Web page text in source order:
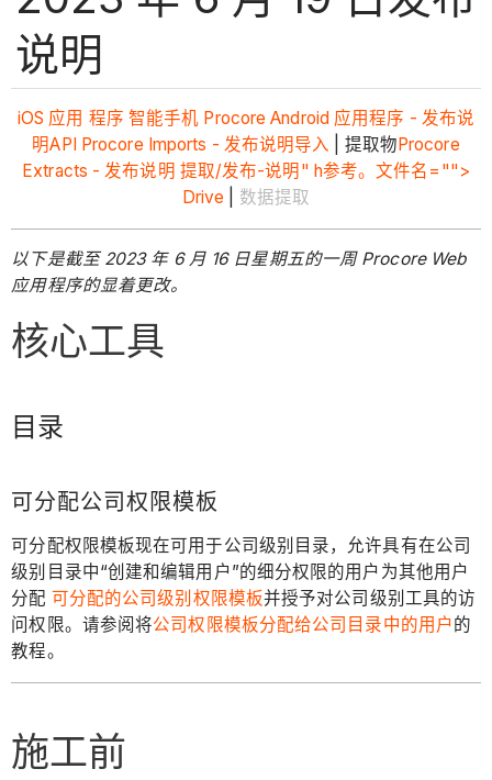
说明
iOS 应用 程序 智能手机 Procore Android 应用程序 - 发布说
明API Procore Imports - 发布说明导入 | 提取物 Procore
Extracts - 发布说明 提取/发布-说明" h参考。文件名="">
Drive
数据提取
以下是截至 2023 年 6 月 16 日星期五的一周 Procore Web
应用程序的显着更改。
核心工具
目录
可分配公司权限模板
可分配权限模板现在可用于公司级别目录，允许具有在公司
级别目录中“创建和编辑用户”的细分权限的用户为其他用户
分配 可分配的公司级别权限模板并授予对公司级别工具的访
问权限。请参阅将公司权限模板分配给公司目录中的用户 的
教程。
施工前